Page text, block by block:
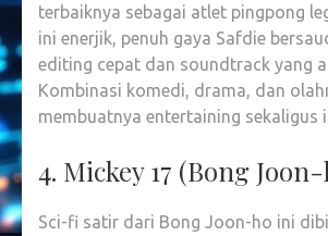
terbaiknya sebagai atlet pingpong
ini enerjik, penuh gaya Safdie
editing cepat dan soundtrack yang
Kombinasi komedi, drama, dan
membuatnya entertaining sekaligus
4. Mickey 17 (Bong
Sci-fi satir dari Bong Joon-ho ini